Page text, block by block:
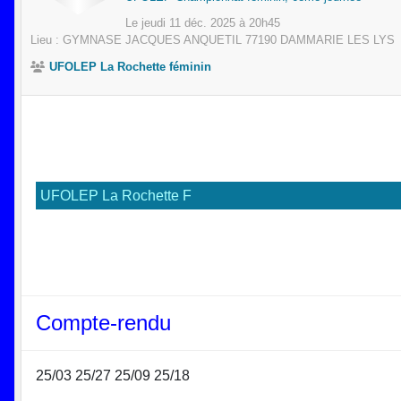
Le jeudi 11 déc. 2025 à 20h45
Lieu : GYMNASE JACQUES ANQUETIL 77190 DAMMARIE LES LYS
UFOLEP La Rochette féminin
UFOLEP La Rochette F
Compte-rendu
25/03 25/27 25/09 25/18